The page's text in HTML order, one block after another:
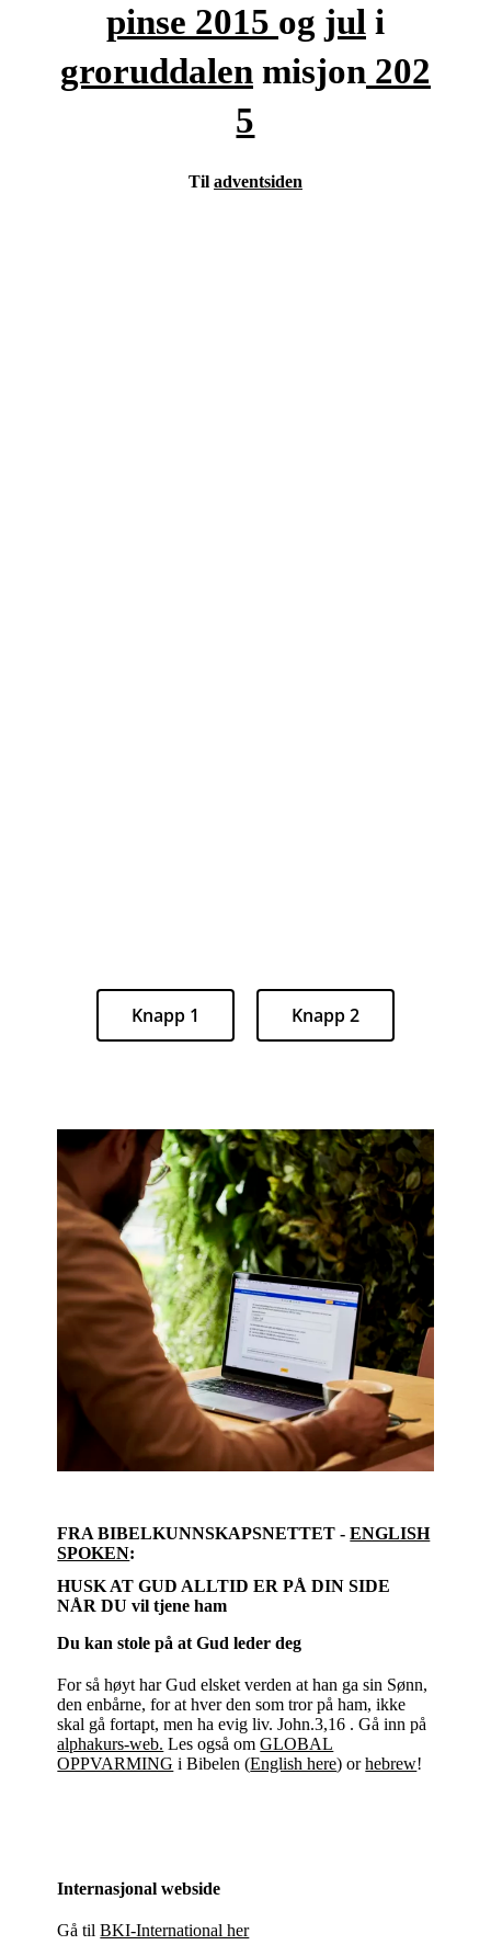
pinse 2015 og jul i
groruddalenmisjon202
5
Til adventsiden
Knapp 1 Knapp 2
FRA BIBELKUNNSKAPSNETTET -ENGLISH
SPOKEN:
HUSK AT GUD ALLTID ER PÅ DIN SIDE
NÅR DU vil tjene ham
Du kan stole på at Gud leder deg
For så høyt har Gud elsket verden at han ga sin Sønn,
den enbårne, for at hver den som tror på ham, ikke
skal gå fortapt, men ha evig liv. John.3,16 . Gå inn på
alphakurs-web. Les også omGLOBAL
OPPVARMING i Bibelen (English here) orhebrew!
Internasjonal webside
Gå tilBKI-International her